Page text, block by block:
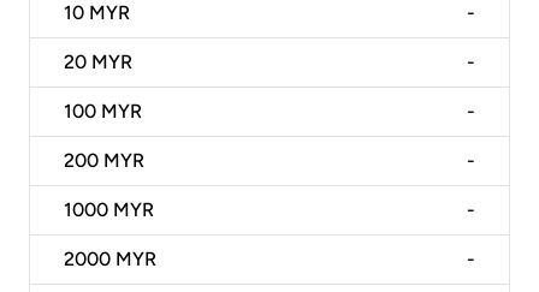
10 MYR -
20 MYR -
100 MYR -
200 MYR -
1000 MYR -
2000 MYR -